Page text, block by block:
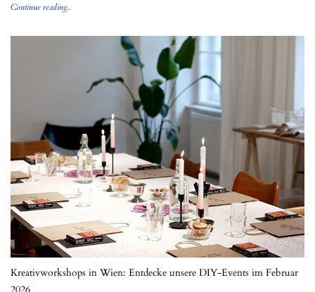
Continue reading...
Kreativworkshops in Wien: Entdecke unsere DIY-Events im Februar
2026